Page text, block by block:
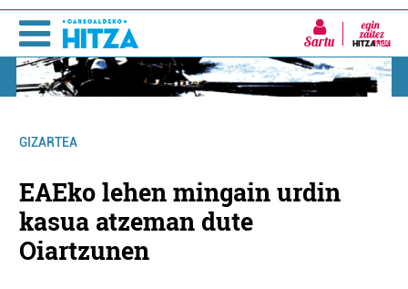
Sartu
GIZARTEA
EAEko lehen mingain urdin
kasua atzeman dute
Oiartzunen